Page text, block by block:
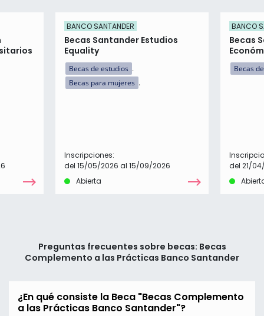
BANCO SANTANDER
Becas Santander Estudios
Equality
Becas de estudios
Becas para mujeres
Inscripciones:
del 15/05/2026 al 15/09/2026
Abierta
BANCO
Becas
Becas
del 21/
Preguntas frecuentes sobre becas: Becas
Complemento a las Prácticas Banco Santander
¿En qué consiste la Beca "Becas Complemento
a las Prácticas Banco Santander"?